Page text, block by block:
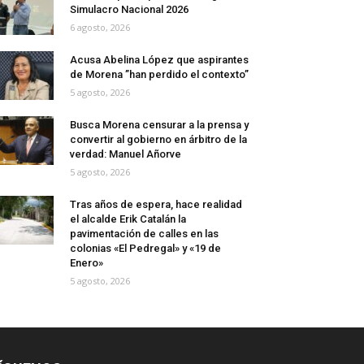
Simulacro Nacional 2026
6 agosto, 2026
Acusa Abelina López que aspirantes
de Morena ”han perdido el contexto”
5 agosto, 2026
Busca Morena censurar a la prensa y
convertir al gobierno en árbitro de la
verdad: Manuel Añorve
5 agosto, 2026
Tras años de espera, hace realidad
el alcalde Erik Catalán la
pavimentación de calles en las
colonias «El Pedregal» y «19 de
Enero»
5 agosto, 2026